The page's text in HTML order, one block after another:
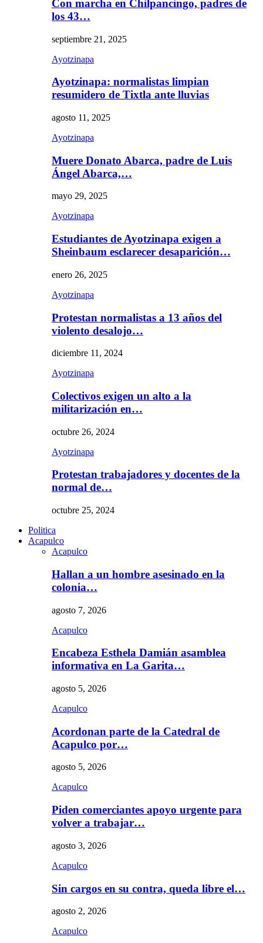
Con marcha en Chilpancingo, padres de
los 43…
septiembre 21, 2025
Ayotzinapa
Ayotzinapa: normalistas limpian
resumidero de Tixtla ante lluvias
agosto 11, 2025
Ayotzinapa
Muere Donato Abarca, padre de Luis
Ángel Abarca,…
mayo 29, 2025
Ayotzinapa
Estudiantes de Ayotzinapa exigen a
Sheinbaum esclarecer desaparición…
enero 26, 2025
Ayotzinapa
Protestan normalistas a 13 años del
violento desalojo…
diciembre 11, 2024
Ayotzinapa
Colectivos exigen un alto a la
militarización en…
octubre 26, 2024
Ayotzinapa
Protestan trabajadores y docentes de la
normal de…
octubre 25, 2024
Politica
Acapulco
Acapulco
Hallan a un hombre asesinado en la
colonia…
agosto 7, 2026
Acapulco
Encabeza Esthela Damián asamblea
informativa en La Garita…
agosto 5, 2026
Acapulco
Acordonan parte de la Catedral de
Acapulco por…
agosto 5, 2026
Acapulco
Piden comerciantes apoyo urgente para
volver a trabajar…
agosto 3, 2026
Acapulco
Sin cargos en su contra, queda libre el…
agosto 2, 2026
Acapulco